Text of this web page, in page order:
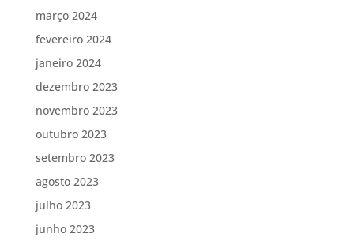
março 2024
fevereiro 2024
janeiro 2024
dezembro 2023
novembro 2023
outubro 2023
setembro 2023
agosto 2023
julho 2023
junho 2023